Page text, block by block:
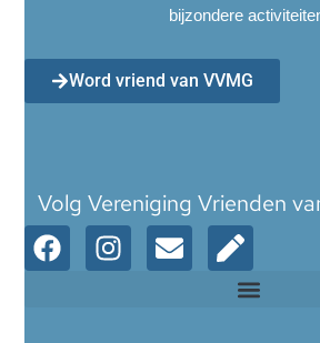
bijzondere
Word vriend van VVMG
Volg Vereniging Vrienden